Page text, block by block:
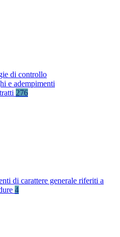
di controllo
e adempimenti
276
di carattere generale riferiti a
4